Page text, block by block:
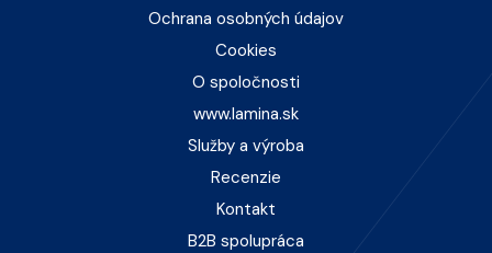
Ochrana osobných údajov
Cookies
O spoločnosti
www.lamina.sk
Služby a výroba
Recenzie
Kontakt
B2B spolupráca